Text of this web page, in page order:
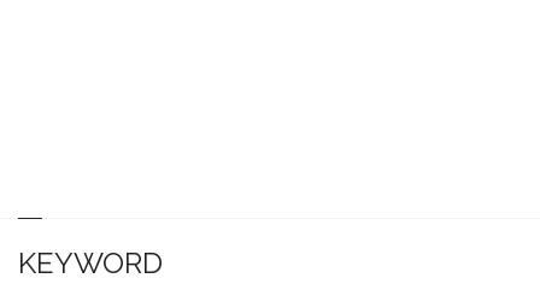
KEYWORD